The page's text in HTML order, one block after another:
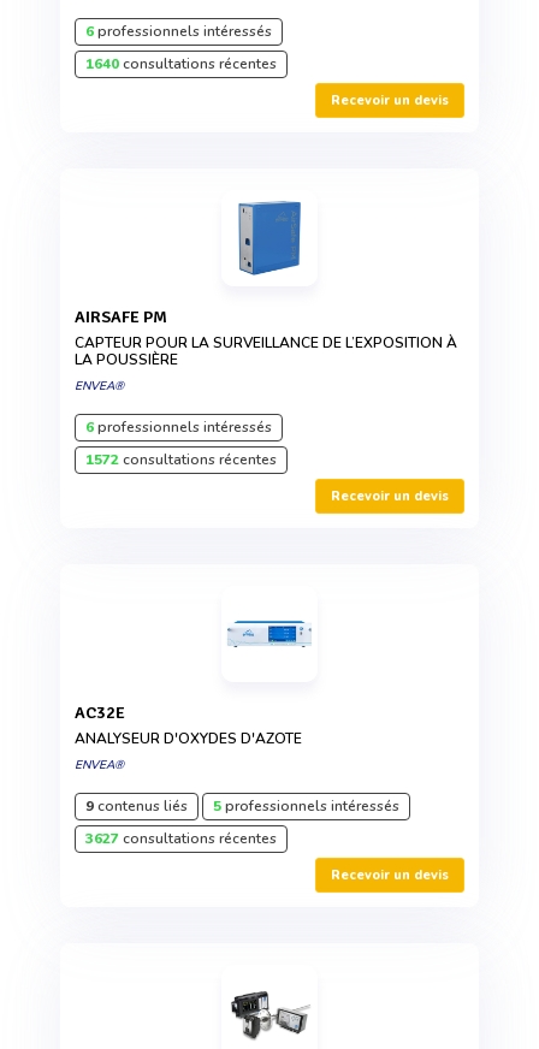
6professionnels intéressés
1640consultations récentes
Recevoir un devis
AIRSAFE PM
CAPTEUR POUR LA SURVEILLANCE DE L’EXPOSITION À
LA POUSSIÈRE
ENVEA®
6professionnels intéressés
1572consultations récentes
Recevoir un devis
AC32E
ANALYSEUR D'OXYDES D'AZOTE
ENVEA®
9contenus liés 5professionnels intéressés
3627consultations récentes
Recevoir un devis